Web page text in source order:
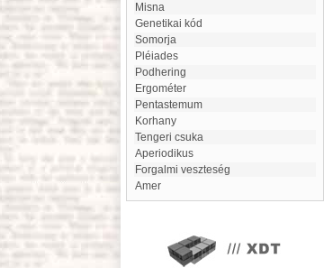
misna
genetikai kód
Somorja
Pléiades
Podhering
ergométer
Pentastemum
Korhany
Tengeri csuka
aperiodikus
forgalmi veszteség
Amer